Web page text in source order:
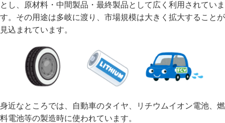
とし、原材料・中間製品・最終製品として広く利用されていま
す。その用途は多岐に渡り、市場規模は大きく拡大することが
見込まれています。
身近なところでは、自動車のタイヤ、リチウムイオン電池、燃
料電池等の製造時に使われています。